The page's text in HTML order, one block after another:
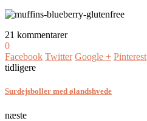
21 kommentarer
0
Facebook Twitter Google + Pinterest
tidligere
Surdejsboller med ølandshvede
næste